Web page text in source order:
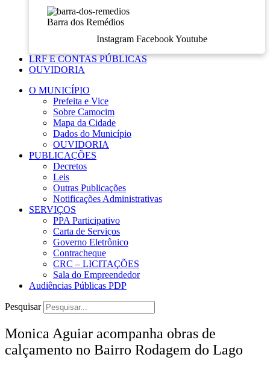
Barra dos Remédios
Instagram Facebook Youtube
LRF E CONTAS PÚBLICAS
OUVIDORIA
O MUNICÍPIO
Prefeita e Vice
Sobre Camocim
Mapa da Cidade
Dados do Município
OUVIDORIA
PUBLICAÇÕES
Decretos
Leis
Outras Publicações
Notificações Administrativas
SERVIÇOS
PPA Participativo
Carta de Serviços
Governo Eletrônico
Contracheque
CRC – LICITAÇÕES
Sala do Empreendedor
Audiências Públicas PDP
Pesquisar
Monica Aguiar acompanha obras de
calçamento no Bairro Rodagem do Lago